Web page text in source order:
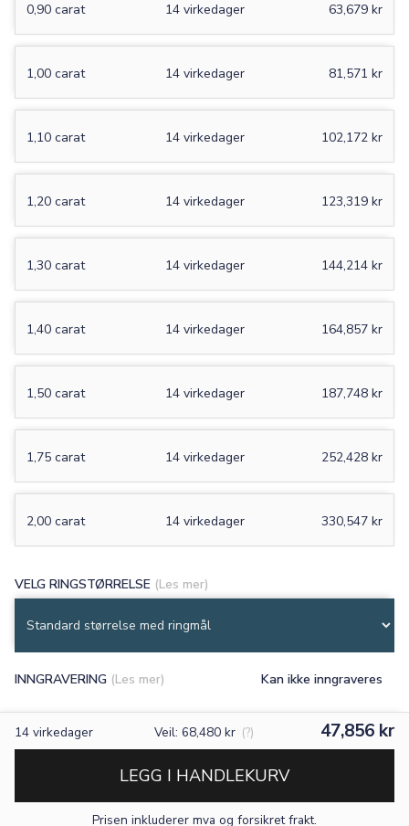
0,90 carat 63,679 kr
14 virkedager
1,00 carat 81,571 kr
14 virkedager
1,10 carat 102,172 kr
14 virkedager
1,20 carat 123,319 kr
14 virkedager
1,30 carat 144,214 kr
14 virkedager
1,40 carat 164,857 kr
14 virkedager
1,50 carat 187,748 kr
14 virkedager
1,75 carat 252,428 kr
14 virkedager
2,00 carat 330,547 kr
14 virkedager
VELG RINGSTØRRELSE (Les mer)
INNGRAVERING (Les mer) Kan ikke inngraveres
14 virkedager Veil: 68,480 kr (?) 47,856 kr
LEGG I HANDLEKURV
Prisen inkluderer mva og forsikret frakt.